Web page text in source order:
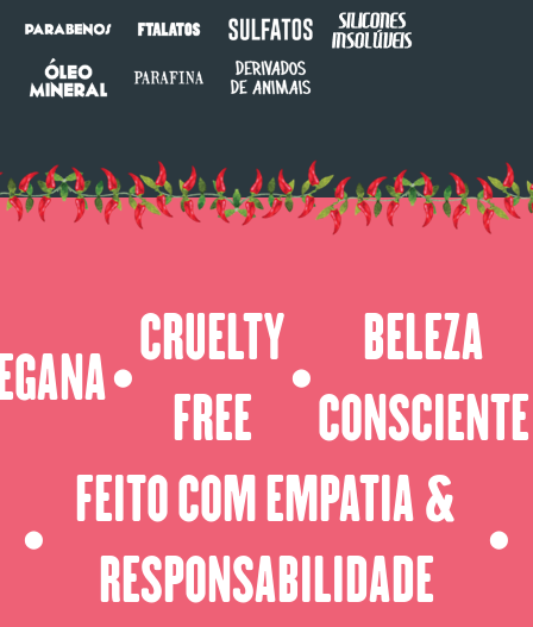
⬤
CRUELTY
FREE
⬤
BELEZA
CONSCIENTE
⬤
FEITO COM EMPATIA &
RESPONSABILIDADE
⬤